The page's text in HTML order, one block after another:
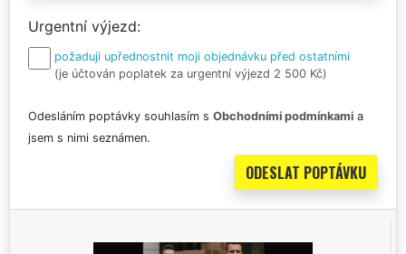
Urgentní výjezd
požaduji upřednostnit moji objednávku před ostatními
(je účtován poplatek za urgentní výjezd 2 500 Kč)
Odesláním poptávky souhlasím s Obchodními podmínkami a
jsem s nimi seznámen.